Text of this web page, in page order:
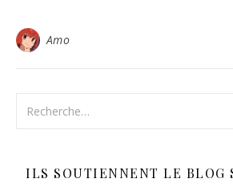
Amo
ILS SOUTIENNENT LE BLOG